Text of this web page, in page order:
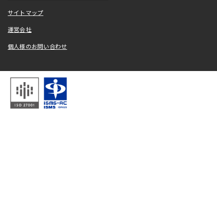
サイトマップ
運営会社
個人様のお問い合わせ